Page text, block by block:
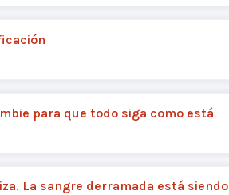
para que todo siga como está
La sangre derramada está siendo